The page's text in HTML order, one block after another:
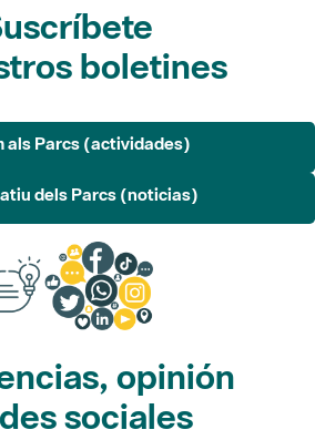
boletines
als Parcs (actividades)
dels Parcs (noticias)
opinión
sociales